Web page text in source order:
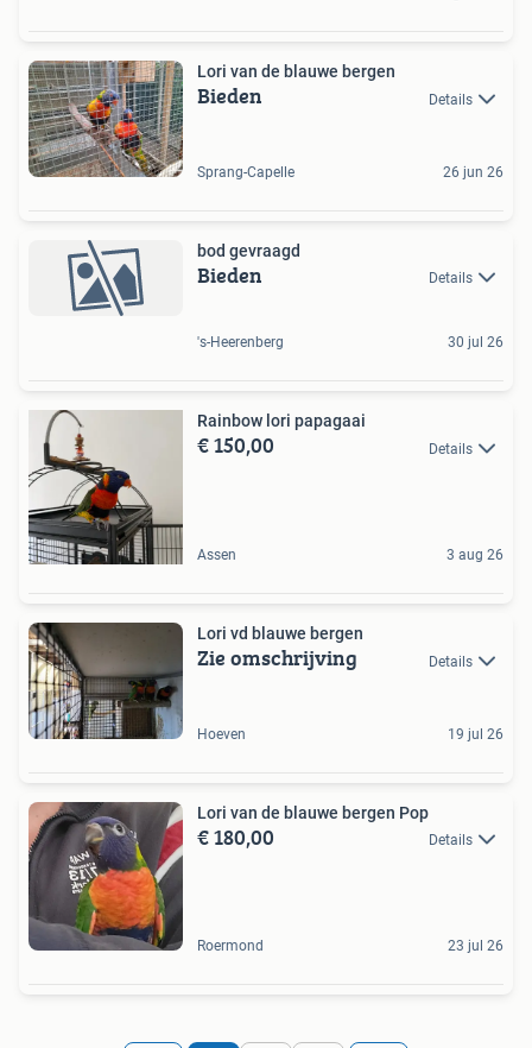
Lori van de blauwe bergen
Bieden Details
Sprang-Capelle 26 jun 26
bod gevraagd
Bieden Details
's-Heerenberg 30 jul 26
Rainbow lori papagaai
€ 150,00 Details
Assen 3 aug 26
Lori vd blauwe bergen
Zie omschrijving Details
Hoeven 19 jul 26
Lori van de blauwe bergen Pop
€ 180,00 Details
Roermond 23 jul 26